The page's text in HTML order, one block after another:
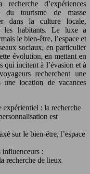
d’expériences
du tourisme de masse
dans la culture locale,
les habitants. Le luxe a
le bien-être, l’espace et
sociaux, en particulier
évolution, en mettant en
qui incitent à l’évasion et à
recherchent une
une location de vacances
expérientiel : la recherche
est
sur le bien-être, l’espace
influenceurs :
recherche de lieux